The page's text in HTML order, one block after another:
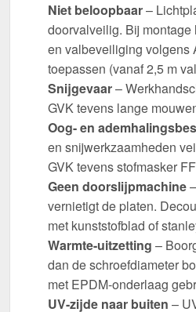
Niet beloopbaar–
doorvalveilig. Bij
en valbeveiliging volgens
toepassen (vanaf 2,5 m
Snijgevaar–
GVK tevens lange
Oog- en
en snijwerkzaamheden
GVK tevens stofmasker
Geen doorslijpmachine
vernietigt de platen.
met kunststofblad of
Warmte-uitzetting –
dan de schroefdiameter
met EPDM-onderlaag
UV-zijde naar buiten –